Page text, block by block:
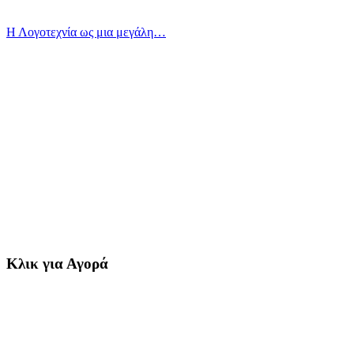
Η Λογοτεχνία ως μια μεγάλη…
Κλικ για Αγορά